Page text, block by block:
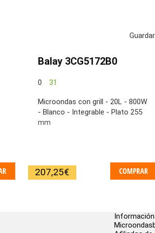
Guardar
Balay 3CG5172B0
0 31
Microondas con grill - 20L - 800W
- Blanco - Integrable - Plato 255
mm
207,25€ COMPRAR